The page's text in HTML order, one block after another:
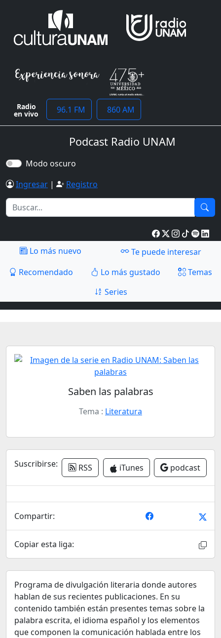
Radio
en vivo 96.1 FM 860 AM
Podcast Radio UNAM
Modo oscuro
Ingresar | Registro
Lo más nuevo
Te puede interesar
Recomendado
Lo más gustado
Temas
Series
Saben las palabras
Tema : Literatura
Suscribirse: RSS iTunes podcast
Compartir:
Copiar esta liga:
Programa de divulgación literaria donde autores
hablan de sus recientes publicaciones. En su
contenido también están presentes temas sobre la
palabra escrita, el idioma español y los elementos
que componen la comunicación hablada entre los